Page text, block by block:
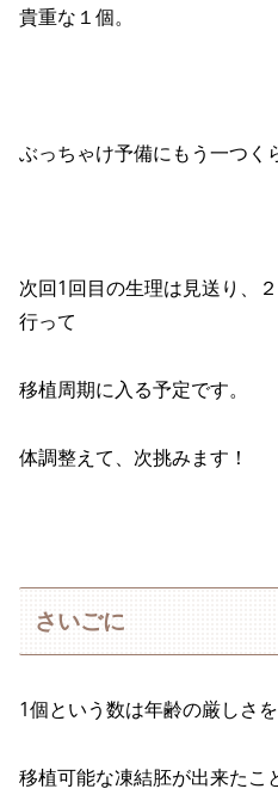
貴重な１個。
ぶっちゃけ予備にもう一つく
次回1回目の生理は見送り、
行って
移植周期に入る予定です。
体調整えて、次挑みます！
さいごに
1個という数は年齢の厳しさ
移植可能な凍結胚が出来たこ